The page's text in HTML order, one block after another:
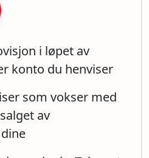
i løpet av
konto du henviser
som vokser med
av